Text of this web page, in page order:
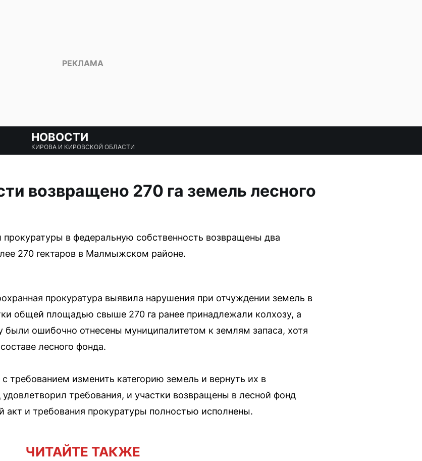
НОВОСТИ
КИРОВА И КИРОВСКОЙ ОБЛАСТИ
возвращено 270 га земель лесного
в федеральную собственность возвращены два
270 гектаров в Малмыжском районе.
прокуратура выявила нарушения при отчуждении земель в
общей площадью свыше 270 га ранее принадлежали колхозу, а
были ошибочно отнесены муниципалитетом к землям запаса, хотя
лесного фонда.
требованием изменить категорию земель и вернуть их в
требования, и участки возвращены в лесной фонд
и требования прокуратуры полностью исполнены.
ЧИТАЙТЕ ТАКЖЕ